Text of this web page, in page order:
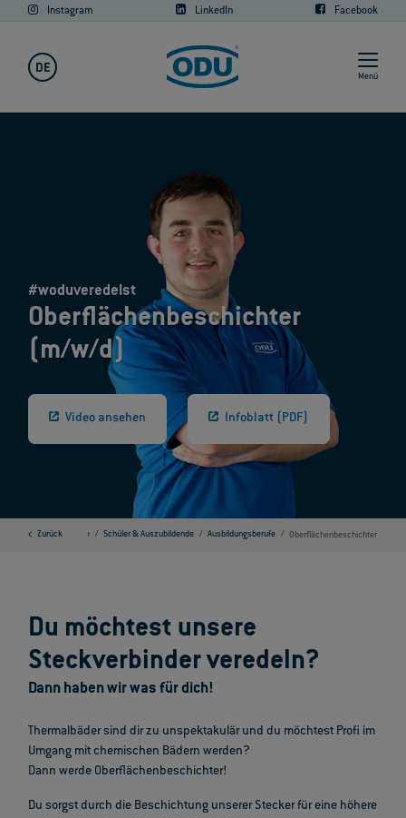
Instagram LinkedIn Facebook
DE
Menü
Oberflächenbeschichter
(m/w/d)
#woduveredelst
Video ansehen Infoblatt (PDF)
Zurück
ODU Karriere Schüler & Auszubildende Ausbildungsberufe Oberflächenbeschichter
Du möchtest unsere
Steckverbinder veredeln?
Dann haben wir was für dich!
Thermalbäder sind dir zu unspektakulär und du möchtest Profi im
Umgang mit chemischen Bädern werden?
Dann werde Oberflächenbeschichter!
Du sorgst durch die Beschichtung unserer Stecker für eine höhere